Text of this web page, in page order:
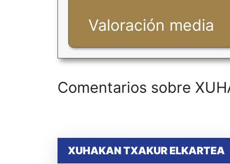
Valoración media
Comentarios sobre
XUHAKAN TXAKUR ELKARTEA